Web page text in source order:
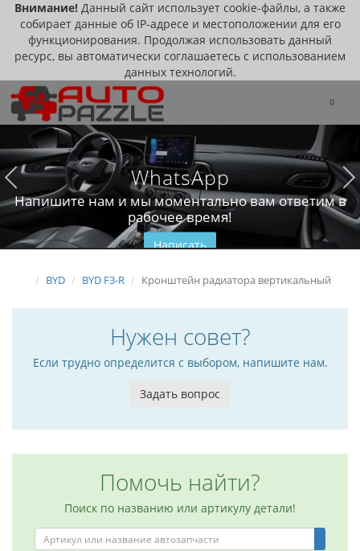
Внимание! Данный сайт использует cookie-файлы, а также
собирает данные об IP-адресе и местоположении для его
функционирования. Продолжая использовать данный
ресурс, вы автоматически соглашаетесь с использованием
данных технологий.
0
WhatsApp
Напишите нам и мы моментально вам ответим в
рабочее время!
Написать
BYD BYD F3-R Кронштейн радиатора вертикальный
Нужен совет?
Если трудно определится с выбором, напишите нам.
Задать вопрос
Помочь найти?
Поиск по названию или артикулу детали!